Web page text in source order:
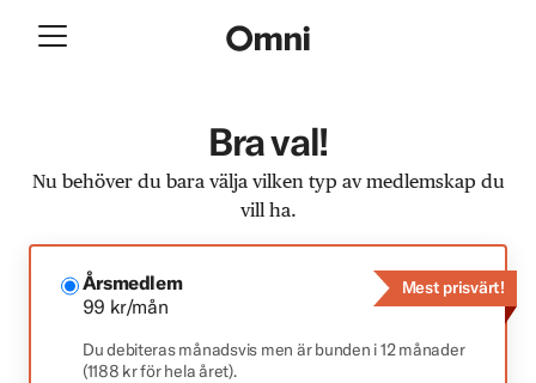
Bra val!
Nu behöver du bara välja vilken typ av medlemskap du
vill ha.
Årsmedlem
99 kr/mån
Du debiteras månadsvis men är bunden i 12 månader
(1188 kr för hela året).
Mest prisvärt!